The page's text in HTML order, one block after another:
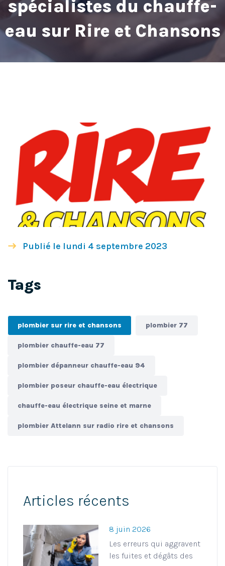
spécialistes du chauffe-
eau sur Rire et Chansons
Publié le lundi 4 septembre 2023
Tags
plombier sur rire et chansons plombier 77
plombier chauffe-eau 77
plombier dépanneur chauffe-eau 94
plombier poseur chauffe-eau électrique
chauffe-eau électrique seine et marne
plombier Attelann sur radio rire et chansons
Articles récents
8 juin 2026
Les erreurs qui aggravent
les fuites et dégâts des